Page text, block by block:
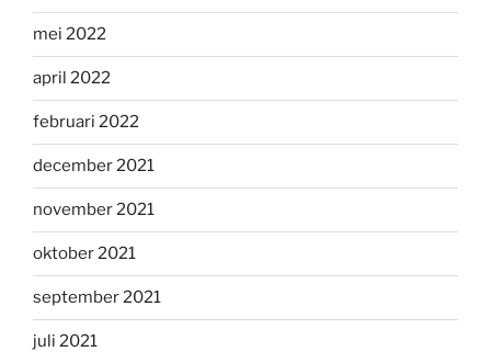
mei 2022
april 2022
februari 2022
december 2021
november 2021
oktober 2021
september 2021
juli 2021